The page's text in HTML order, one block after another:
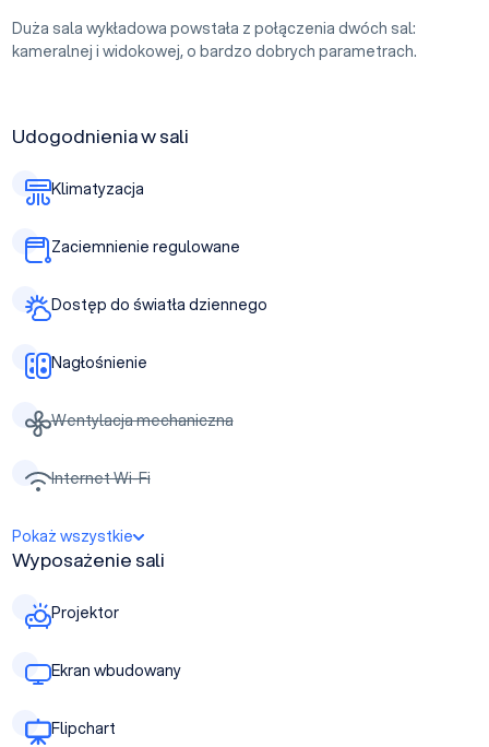
Duża sala wykładowa powstała z połączenia dwóch sal:
kameralnej i widokowej, o bardzo dobrych parametrach.
Udogodnienia w sali
Klimatyzacja
Zaciemnienie regulowane
Dostęp do światła dziennego
Nagłośnienie
Wentylacja mechaniczna
Internet Wi-Fi
Pokaż wszystkie
Wyposażenie sali
Projektor
Ekran wbudowany
Flipchart